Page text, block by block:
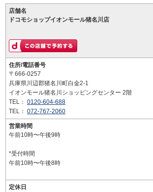
店舗名
ドコモショップイオンモール猪名川店
住所/電話番号
〒666-0257
兵庫県川辺郡猪名川町白金2-1
イオンモール猪名川ショッピングセンター 2階
TEL： 0120-604-688
TEL： 072-767-2060
営業時間
午前10時〜午後9時
*受付時間
午前10時〜午後8時
定休日